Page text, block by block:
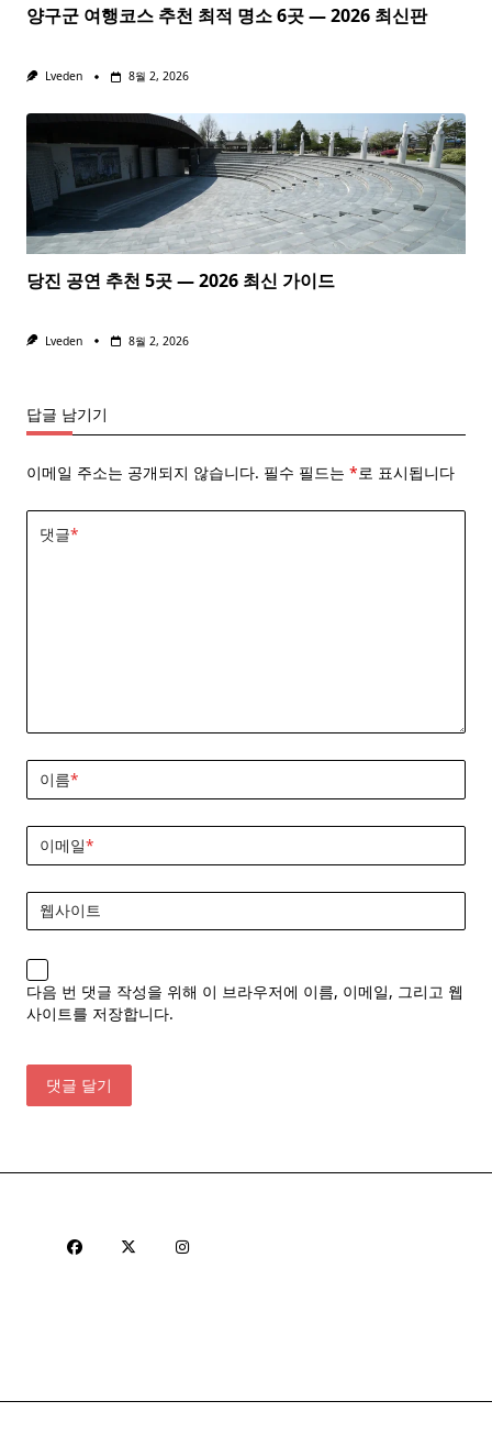
양구군 여행코스 추천 최적 명소 6곳 — 2026 최신판
Lveden 8월 2, 2026
당진 공연 추천 5곳 — 2026 최신 가이드
Lveden 8월 2, 2026
답글 남기기
이메일 주소는 공개되지 않습니다. 필수 필드는 *로 표시됩니다
댓글*
이름*
이메일*
웹사이트
다음 번 댓글 작성을 위해 이 브라우저에 이름, 이메일, 그리고 웹
사이트를 저장합니다.